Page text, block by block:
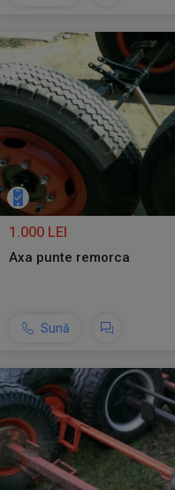
1.000 LEI
Axa punte remorca
Sună